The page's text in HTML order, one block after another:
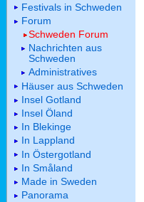
Festivals in Schweden
Forum
Schweden Forum
Nachrichten aus
Schweden
Administratives
Häuser aus Schweden
Insel Gotland
Insel Öland
In Blekinge
In Lappland
In Östergotland
In Småland
Made in Sweden
Panorama